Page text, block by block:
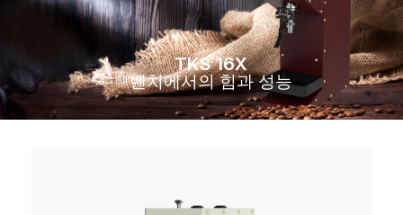
TKS 16X
벤치에서의 힘과 성능